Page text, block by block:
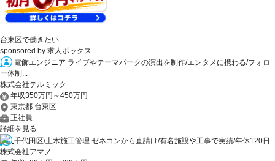
台東区で働きたい
sponsored by 求人ボックス
電飾エンジニア ライブやテーマパークの演出を制作/エンタメに携わる/フォロ
ー体制...
株式会社テルミック
年収350万円～450万円
東京都 台東区
正社員
詳細を見る
千代田区/土木施工管理 ゼネコンから直請け/有名施設や工事で実績/年休120日
株式会社アマノ